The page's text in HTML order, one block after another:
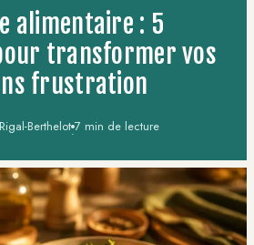
alimentaire : 5
transformer vos
frustration
Berthelot·7 min de lecture